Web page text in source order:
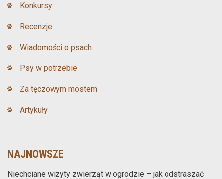
Konkursy
Recenzje
Wiadomości o psach
Psy w potrzebie
Za tęczowym mostem
Artykuły
NAJNOWSZE
Niechciane wizyty zwierząt w ogrodzie – jak odstraszać